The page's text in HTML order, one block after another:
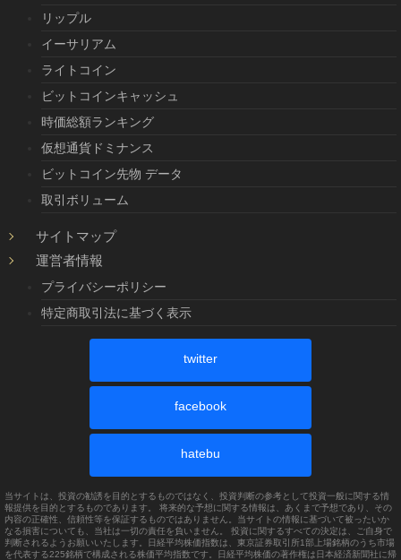
リップル
イーサリアム
ライトコイン
ビットコインキャッシュ
時価総額ランキング
仮想通貨ドミナンス
ビットコイン先物 データ
取引ボリューム
サイトマップ
運営者情報
プライバシーポリシー
特定商取引法に基づく表示
twitter
facebook
hatebu
当サイトは、投資の勧誘を目的とするものではなく、投資判断の参考として投資一般に関する情
報提供を目的とするものであります。 将来的な予想に関する情報は、あくまで予想であり、その
内容の正確性、信頼性等を保証するものではありません。当サイトの情報に基づいて被ったいか
なる損害についても、当社は一切の責任を負いません。 投資に関するすべての決定は、ご自身で
判断されるようお願いいたします。日経平均株価指数は、東京証券取引所1部上場銘柄のうち市場
を代表する225銘柄で構成される株価平均指数です。日経平均株価の著作権は日本経済新聞社に帰